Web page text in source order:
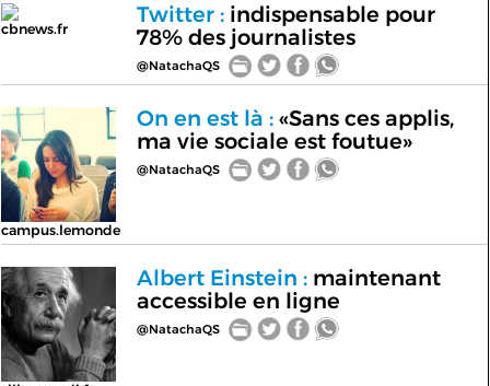
cbnews.fr
Twitter :indispensable pour
78% des journalistes
@NatachaQS
campus.lemonde
On en est là :«Sans ces applis,
ma vie sociale est foutue»
@NatachaQS
Albert Einstein :maintenant
accessible en ligne
@NatachaQS